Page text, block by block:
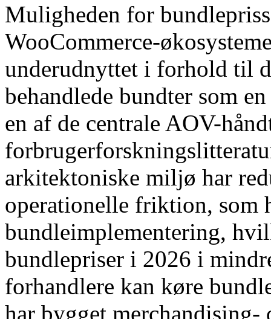
Muligheden for
WooCommerce-
underudnyttet i forhold til
behandlede bundter som
en af ​​de centrale AOV-
arkitektoniske miljø har
operationelle friktion, som
bundleimplementering,
bundlepriser i 2026 i
forhandlere kan køre
har bygget